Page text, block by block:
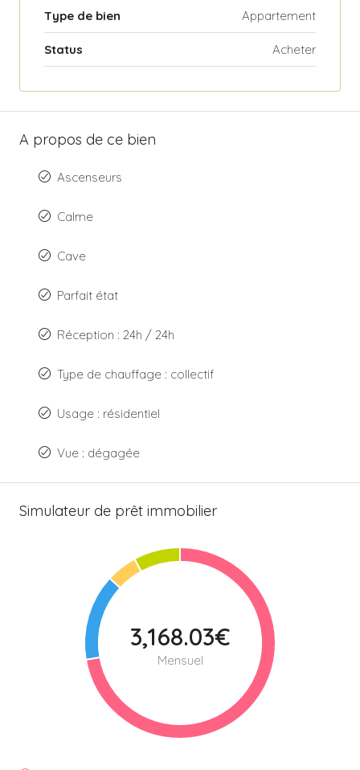
Type de bien Appartement
Status Acheter
A propos de ce bien
Ascenseurs
Calme
Cave
Parfait état
Réception : 24h / 24h
Type de chauffage : collectif
Usage : résidentiel
Vue : dégagée
Simulateur de prêt immobilier
3,168.03€
Mensuel